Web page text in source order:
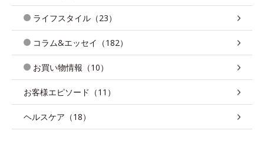
ライフスタイル（23）
コラム&エッセイ（182）
お買い物情報（10）
お客様エピソード（11）
ヘルスケア（18）